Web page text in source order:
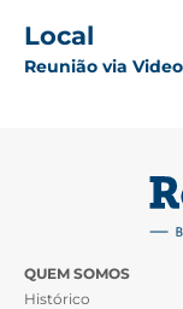
Local
Reunião via
QUEM SOMOS
Histórico